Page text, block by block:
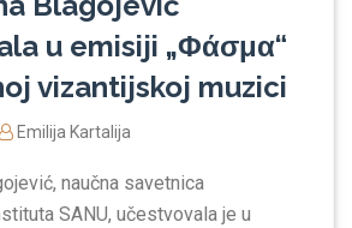
u emisiji „Φάσμα“
vizantijskoj muzici
Emilija Kartalija
naučna savetnica
SANU, učestvovala je u